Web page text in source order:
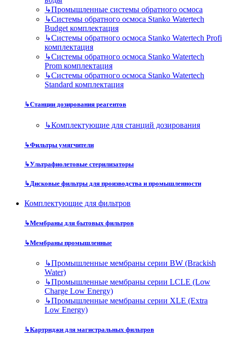
↳Промышленные системы обратного осмоса
↳Системы обратного осмоса Stanko Watertech
Budget комплектация
↳Системы обратного осмоса Stanko Watertech Profi
комплектация
↳Системы обратного осмоса Stanko Watertech
Prom комплектация
↳Системы обратного осмоса Stanko Watertech
Standard комплектация
↳Станции дозирования реагентов
↳Комплектующие для станций дозирования
↳Фильтры умягчители
↳Ультрафиолетовые стерилизаторы
↳Дисковые фильтры для производства и промышленности
Комплектующие для фильтров
↳Мембраны для бытовых фильтров
↳Мембраны промышленные
↳Промышленные мембраны серии BW (Brackish
Water)
↳Промышленные мембраны серии LCLE (Low
Charge Low Energy)
↳Промышленные мембраны серии XLE (Extra
Low Energy)
↳Картриджи для магистральных фильтров